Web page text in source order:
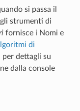
si passa il
strumenti di
fornisce i Nomi e
di
per dettagli su
dalla console